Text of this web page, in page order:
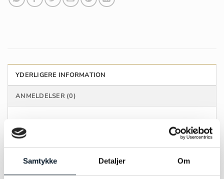
Samtykke Detaljer Om
YDERLIGERE INFORMATION
ANMELDELSER (0)
MÆRKE
FARVE